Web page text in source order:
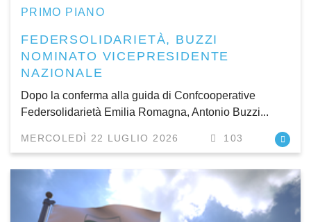
PRIMO PIANO
FEDERSOLIDARIETÀ, BUZZI
NOMINATO VICEPRESIDENTE
NAZIONALE
Dopo la conferma alla guida di Confcooperative
Federsolidarietà Emilia Romagna, Antonio Buzzi...
MERCOLEDÌ 22 LUGLIO 2026 103